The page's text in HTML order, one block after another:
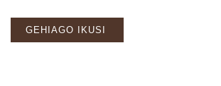
GEHIAGO IKUSI